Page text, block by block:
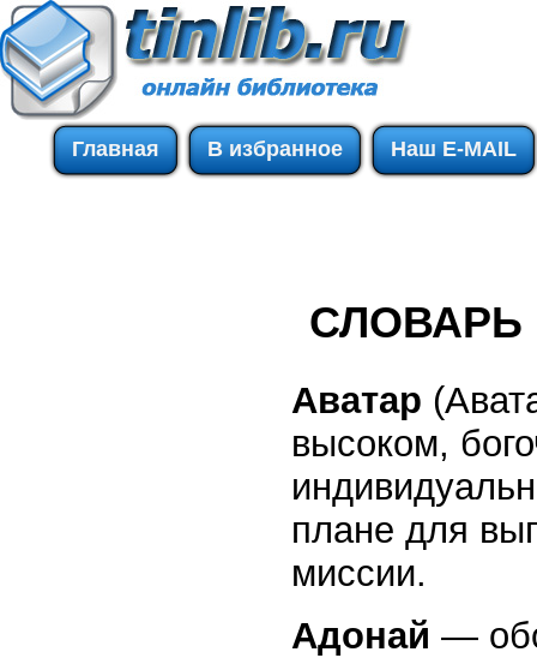
Главная В избранное Наш E-MAIL
СЛОВАРЬ
Аватар
высоком,
плане для
миссии.
Адонай —